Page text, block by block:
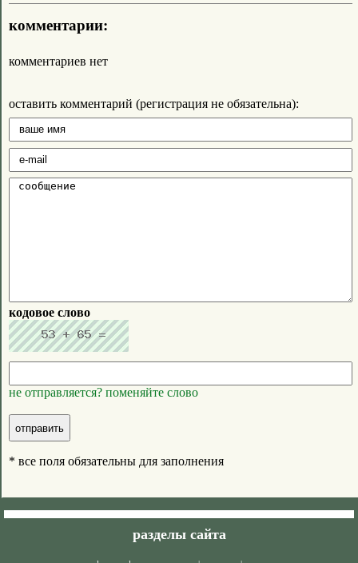
комментарии:
комментариев нет
оставить комментарий (регистрация не обязательна):
кодовое слово
не отправляется? поменяйте слово
* все поля обязательны для заполнения
разделы сайта